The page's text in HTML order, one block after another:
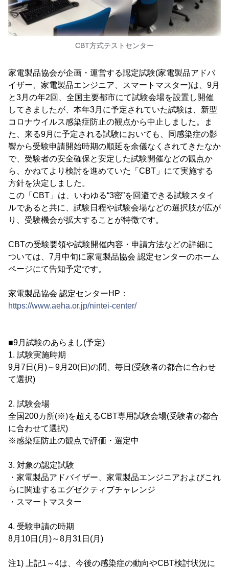
CBT方式テストセンター
家電製品協会が企画・運営する認定試験(家電製品アドバ
イザー、家電製品エンジニア、スマートマスター)は、9月
と3月の年2回、全国主要都市にて試験会場を設置し開催
してきましたが、本年3月に予定されていた試験は、新型
コロナウイルス感染症防止の観点から中止しました。ま
た、来る9月に予定される試験においても、同感染症の影
響から受験申請開始時期の順延を余儀なくされてきたなか
で、受験者の安全確保と安定した試験開催などの観点か
ら、かねてより検討を進めていた「CBT」にて実施する
方針を決定しました。
この「CBT」は、いわゆる“3密”を回避できる試験スタイ
ルであると共に、試験日程や試験会場などの選択肢が広が
り、受験機会が拡大することが特徴です。
CBTの受験要領や試験開催内容・申請方法などの詳細に
ついては、7月中旬に家電製品協会 認定センターのホーム
ページにて告知予定です。
家電製品協会 認定センターHP：
https://www.aeha.or.jp/nintei-center/
■9月試験のあらまし(予定)
1. 試験実施時期
9月7日(月)～9月20(日)の間、毎日(受験者の都合に合わせ
て選択)
2. 試験会場
全国200カ所(※)を超えるCBT専用試験会場(受験者の都合
に合わせて選択)
※感染症防止の観点で評価・選定中
3. 対象の認定試験
・家電製品アドバイザー、家電製品エンジニアおよびこれ
らに関連するエグゼクティブチャレンジ
・スマートマスター
4. 受験申請の時期
8月10日(月)～8月31日(月)
注1) 上記1～4は、今後の感染症の動向やCBT検討状況に